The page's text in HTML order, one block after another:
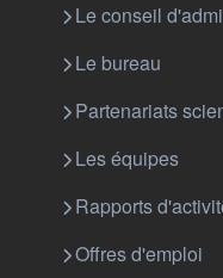
Le conseil
Le bureau
Partenariats
Les équipes
Rapports
Offres d'emploi